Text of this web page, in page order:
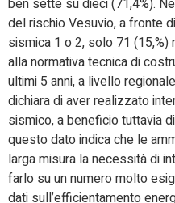
del rischio Vesuvio, a fronte
sismica 1 o 2, solo 71
alla normativa tecnica di
ultimi 5 anni, a livello
dichiara di aver realizzato
sismico, a beneficio tuttavia
questo dato indica che le
larga misura la necessità di
farlo su un numero molto
dati sull’efficientamento